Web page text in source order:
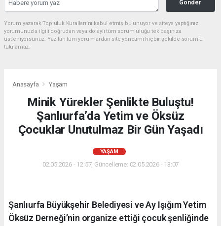
Gonder
Yorum yazarak Topluluk Kuralları’nı kabul etmiş bulunuyor ve siteye yaptığınız
yorumunuzla ilgili doğrudan veya dolaylı tüm sorumluluğu tek başınıza
üstleniyorsunuz. Yazılan tüm yorumlardan site yönetimi hiçbir şekilde sorumlu
tutulamaz.
Anasayfa Yaşam
Minik Yürekler Şenlikte Buluştu!
Şanlıurfa’da Yetim ve Öksüz
Çocuklar Unutulmaz Bir Gün Yaşadı
YAŞAM
02.05.2026 - 12:57, Güncelleme: 02.05.2026 - 13:07
Şanlıurfa Büyükşehir Belediyesi ve Ay Işığım Yetim
Öksüz Derneği’nin organize ettiği çocuk şenliğinde